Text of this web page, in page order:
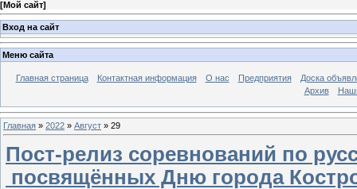
[Мой сайт]
Вход на сайт
Меню сайта
Главная страница Контактная информация О нас Предприятия
Доска
Архив
Главная » 2022 » Август » 29
Пост-релиз соревнований по
посвящённых Дню города